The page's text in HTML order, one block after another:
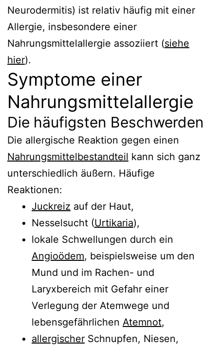
Neurodermitis) ist relativ häufig mit einer
Allergie, insbesondere einer
Nahrungsmittelallergie assoziiert (siehe
hier).
Symptome einer
Nahrungsmittelallergie
Die häufigsten Beschwerden
Die allergische Reaktion gegen einen
Nahrungsmittelbestandteil kann sich ganz
unterschiedlich äußern. Häufige
Reaktionen:
Juckreiz auf der Haut,
Nesselsucht (Urtikaria),
lokale Schwellungen durch ein
Angioödem, beispielsweise um den
Mund und im Rachen- und
Laryxbereich mit Gefahr einer
Verlegung der Atemwege und
lebensgefährlichen Atemnot,
allergischer Schnupfen, Niesen,